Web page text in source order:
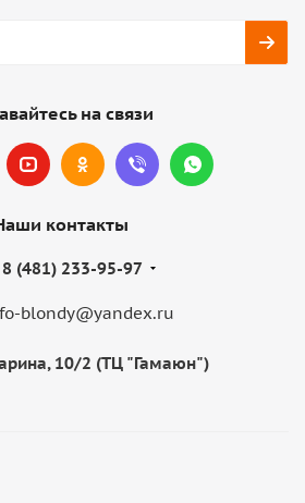
на связи
контакты
8 (481) 233-95-97
blondy@yandex.ru
10/2 (ТЦ "Гамаюн")